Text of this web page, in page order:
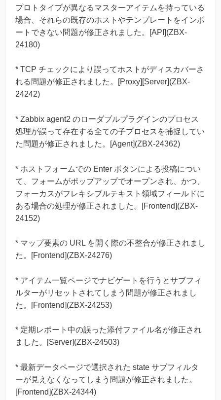
プロトタイプが異なるマスターアイテムを持っている
場合、それらの既存のホストやテンプレートをインポ
ートできない問題が修正されました。[API](ZBX-
24180)
* TCP チェックにより誤ってホストがディスカバーさ
れる問題が修正されました。[Proxy][Server](ZBX-
24242)
* Zabbix agent2 のローダブルプラグインのプロセス
処理が誤って存在する全ての子プロセスを捕捉してい
た問題が修正されました。[Agent](ZBX-24362)
* ホストフォームでの Enter ボタンによる投稿につい
て、フォームがポップアップでオープンされ、かつ、
フォーカスがフレキシブルテキスト領域フィールドに
ある場合の処理が修正されました。[Frontend](ZBX-
24152)
* マップ要素の URL を開く際の不整合が修正されまし
た。[Frontend](ZBX-24276)
* アイテム一覧ページでナビゲートを行うとサブフィ
ルターがリセットされてしまう問題が修正されまし
た。[Frontend](ZBX-24253)
* 定期レポート中の誤った添付ファイル名が修正され
ました。[Server](ZBX-24503)
* 最新データページで選択された state サブフィルタ
ーが見えなくなってしまう問題が修正されました。
[Frontend](ZBX-24344)